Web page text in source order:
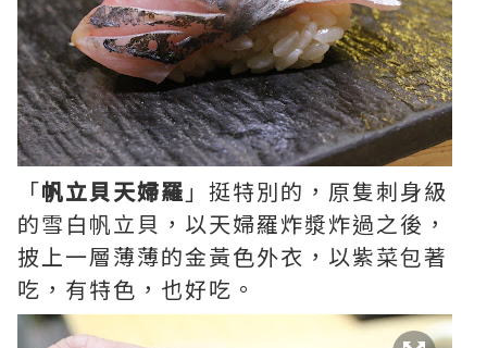
「帆立貝天婦羅 」挺特別的，原隻刺身級
的雪白帆立貝，以天婦羅炸漿炸過之後，
披上一層薄薄的金黃色外衣，以紫菜包著
吃，有特色，也好吃。